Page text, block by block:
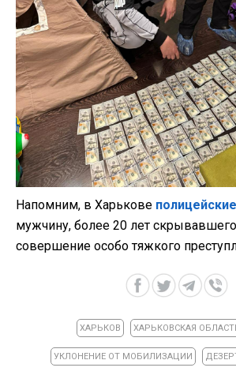
Напомним, в Харькове
мужчину, более 20 лет
совершение особо тяжкого
ХАРЬКОВ ХАРЬКОВСКАЯ
УКЛОНЕНИЕ ОТ МОБИЛИЗАЦИИ